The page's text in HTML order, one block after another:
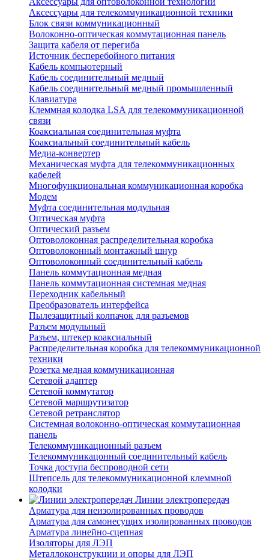
Аксессуары для телекоммуникационной техники
Блок связи коммуникационный
Волоконно-оптическая коммутационная панель
Защита кабеля от перегиба
Источник бесперебойного питания
Кабель компьютерный
Кабель соединительный медный
Кабель соединительный медный промышленный
Клавиатура
Клеммная колодка LSA для телекоммуникационной
связи
Коаксиальная соединительная муфта
Коаксиальный соединительный кабель
Медиа-конвертер
Механическая муфта для телекоммуникационных
кабелей
Многофункциональная коммуникационная коробка
Модем
Муфта соединительная модульная
Оптическая муфта
Оптический разъем
Оптоволоконная распределительная коробка
Оптоволоконный монтажный шнур
Оптоволоконный соединительный кабель
Панель коммутационная медная
Панель коммутационная системная медная
Переходник кабельный
Преобразователь интерфейса
Пылезащитный колпачок для разъемов
Разъем модульный
Разъем, штекер коаксиальный
Распределительная коробка для телекоммуникационной
техники
Розетка медная коммуникационная
Сетевой адаптер
Сетевой коммутатор
Сетевой маршрутизатор
Сетевой ретранслятор
Системная волоконно-оптическая коммутационная
панель
Телекоммуникационный разъем
Телекоммуникацонный соединительный кабель
Точка доступа беспроводной сети
Штепсель для телекоммуникационной клеммной
колодки
Линии электропередач
Арматура для неизолированных проводов
Арматура для самонесущих изолированных проводов
Арматура линейно-сцепная
Изоляторы для ЛЭП
Металлоконструкции и опоры для ЛЭП